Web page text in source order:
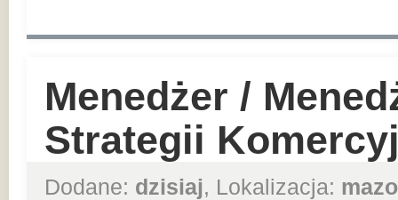
Menedżer /
Strategii
Dodane: dzisiaj, Lokalizacja: